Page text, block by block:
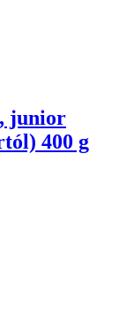
junior
400 g